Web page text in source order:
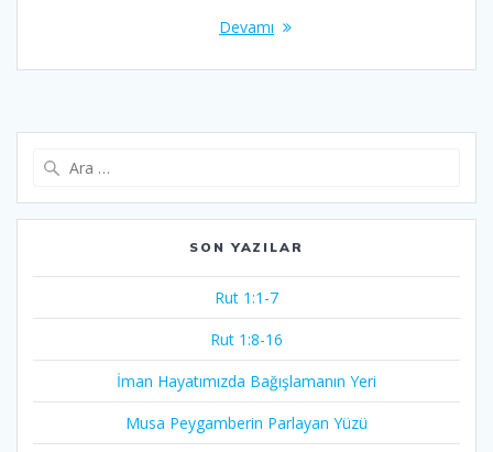
Devamı
SON YAZILAR
Rut 1:1-7
Rut 1:8-16
İman Hayatımızda Bağışlamanın Yeri
Musa Peygamberin Parlayan Yüzü